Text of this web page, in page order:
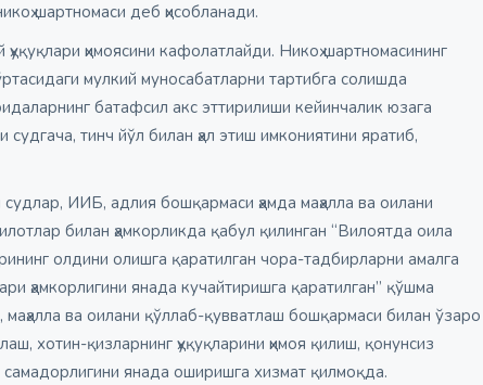
шартномаси деб ҳисобланади.
ҳимоясини кафолатлайди. Никоҳ шартномасининг
мулкий муносабатларни тартибга солишда
батафсил акс эттирилиши кейинчалик юзага
тинч йўл билан ҳал этиш имкониятини яратиб,
ИИБ, адлия бошқармаси ҳамда маҳалла ва оилани
билан ҳамкорликда қабул қилинган “Вилоятда оила
олдини олишга қаратилган чора-тадбирларни амалга
ҳамкорлигини янада кучайтиришга қаратилган” қўшма
ва оилани қўллаб-қувватлаш бошқармаси билан ўзаро
хотин-қизларнинг ҳуқуқларини ҳимоя қилиш, қонунсиз
янада оширишга хизмат қилмоқда.